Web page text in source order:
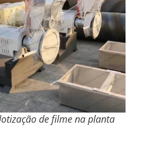
de filme na planta